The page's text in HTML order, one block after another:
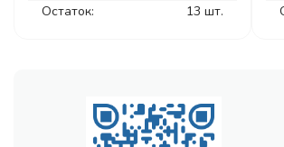
Остаток:
13 шт.